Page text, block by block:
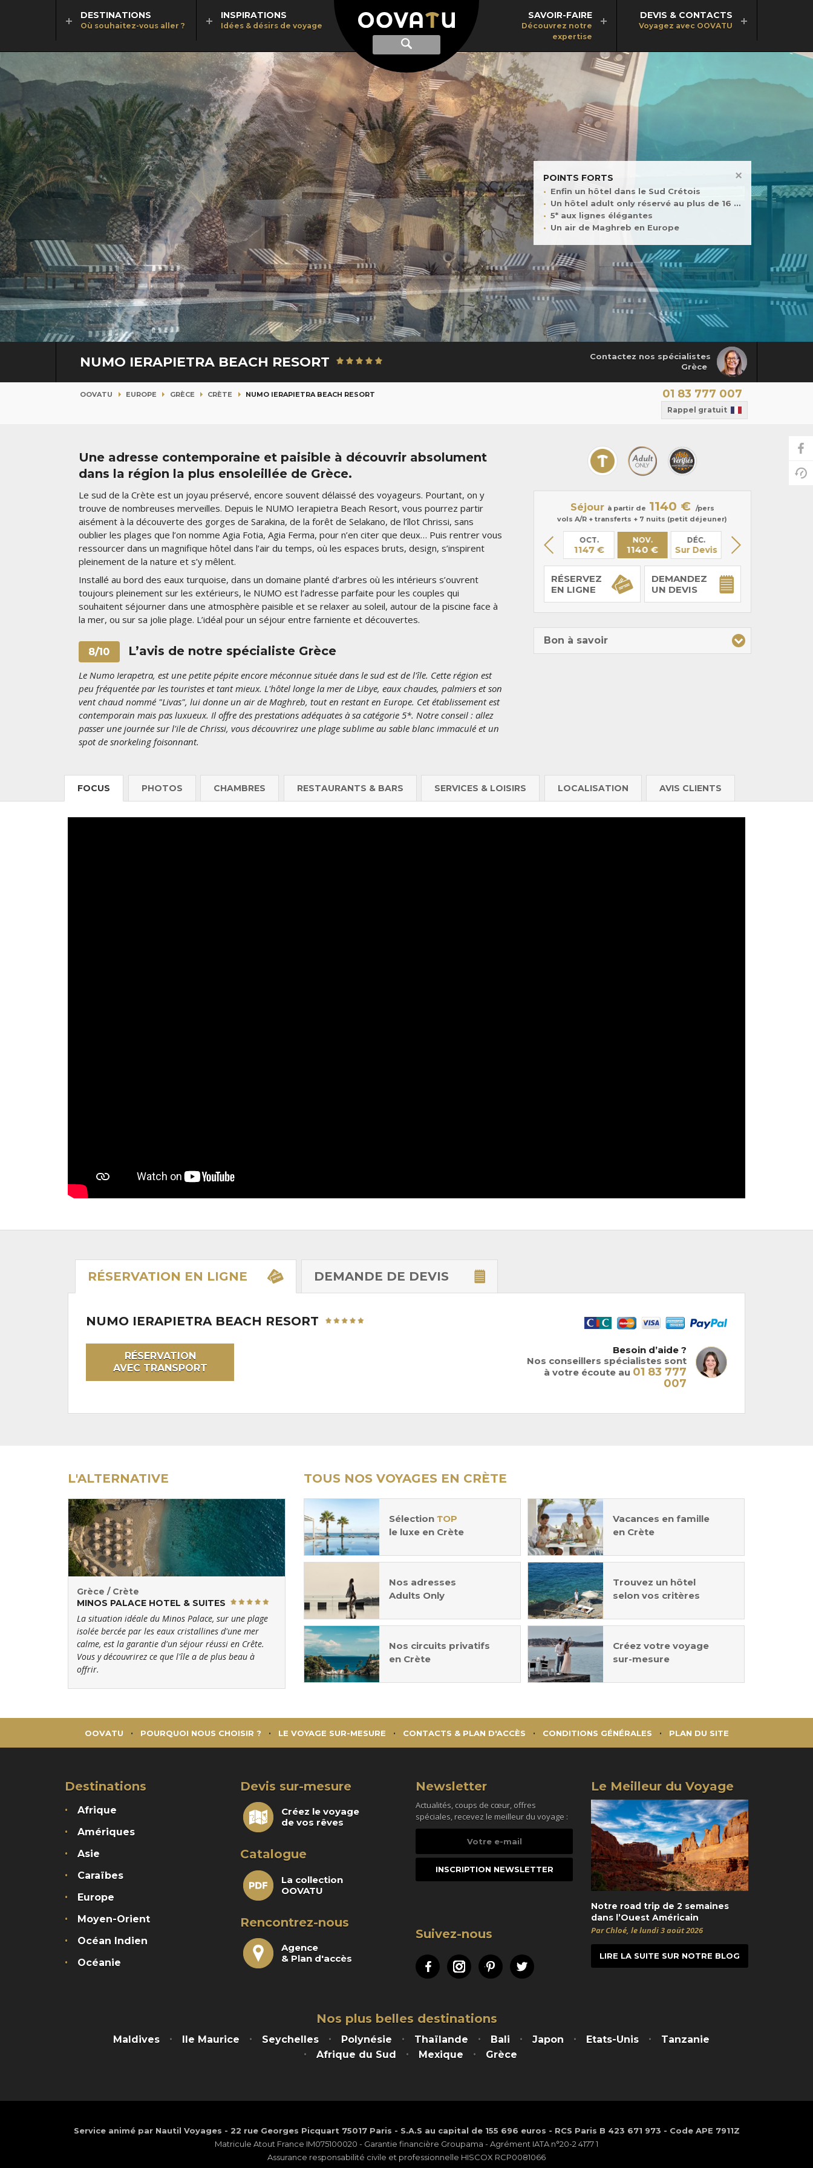
Afficher
recherche
Recherche
DESTINATIONS
Où souhaitez-vous aller ?
INSPIRATIONS
Idées & désirs de voyage
SAVOIR-FAIRE
Découvrez notre
expertise
DEVIS & CONTACTS
Voyagez avec OOVATU
POINTS FORTS
Enfin un hôtel dans le Sud Crétois
Un hôtel adult only réservé au plus de 16 ans
5* aux lignes élégantes
Un air de Maghreb en Europe
NUMO IERAPIETRA BEACH RESORT
Contactez nos spécialistes
Grèce
OOVATU EUROPE GRÈCE CRÈTE NUMO IERAPIETRA BEACH RESORT 01 83 777 007
Rappel gratuit
Une adresse contemporaine et paisible à découvrir absolument
dans la région la plus ensoleillée de Grèce.
Le sud de la Crète est un joyau préservé, encore souvent délaissé des voyageurs. Pourtant, on y
trouve de nombreuses merveilles. Depuis le NUMO Ierapietra Beach Resort, vous pourrez partir
aisément à la découverte des gorges de Sarakina, de la forêt de Selakano, de l’îlot Chrissi, sans
oublier les plages que l’on nomme Agia Fotia, Agia Ferma, pour n’en citer que deux… Puis rentrer vous
ressourcer dans un magnifique hôtel dans l’air du temps, où les espaces bruts, design, s’inspirent
pleinement de la nature et s’y mêlent.
Installé au bord des eaux turquoise, dans un domaine planté d’arbres où les intérieurs s’ouvrent
toujours pleinement sur les extérieurs, le NUMO est l’adresse parfaite pour les couples qui
souhaitent séjourner dans une atmosphère paisible et se relaxer au soleil, autour de la piscine face à
la mer, ou sur sa jolie plage. L’idéal pour un séjour entre farniente et découvertes.
8/10 L’avis de notre spécialiste Grèce
Le Numo Ierapetra, est une petite pépite encore méconnue située dans le sud est de l'île. Cette région est
peu fréquentée par les touristes et tant mieux. L'hôtel longe la mer de Libye, eaux chaudes, palmiers et son
vent chaud nommé "Livas", lui donne un air de Maghreb, tout en restant en Europe. Cet établissement est
contemporain mais pas luxueux. Il offre des prestations adéquates à sa catégorie 5*. Notre conseil : allez
passer une journée sur l'ile de Chrissi, vous découvrirez une plage sublime au sable blanc immaculé et un
spot de snorkeling foisonnant.
Séjour à partir de 1140 € /pers
vols A/R + transferts + 7 nuits (petit déjeuner)
AOÛT
1736 €
SEPT.
1345 €
OCT.
1147 €
NOV.
1140 €
DÉC.
Sur Devis
JANV.
Sur Devis
RÉSERVEZ
EN LIGNE
DEMANDEZ
UN DEVIS
Bon à savoir
FOCUS PHOTOS CHAMBRES RESTAURANTS & BARS SERVICES & LOISIRS LOCALISATION AVIS CLIENTS
RÉSERVATION EN LIGNE DEMANDE DE DEVIS
NUMO IERAPIETRA BEACH RESORT
RÉSERVATION
AVEC TRANSPORT
Besoin d’aide ?
Nos conseillers spécialistes sont
à votre écoute au 01 83 777
007
L'ALTERNATIVE
Grèce / Crète
MINOS PALACE HOTEL & SUITES
La situation idéale du Minos Palace, sur une plage
isolée bercée par les eaux cristallines d'une mer
calme, est la garantie d'un séjour réussi en Crête.
Vous y découvrirez ce que l'île a de plus beau à
offrir.
TOUS NOS VOYAGES EN CRÈTE
SélectionTOP
le luxe en Crète
Vacances en famille
en Crète
Nos adresses
Adults Only
Trouvez un hôtel
selon vos critères
Nos circuits privatifs
en Crète
Créez votre voyage
sur-mesure
OOVATU POURQUOI NOUS CHOISIR ? LE VOYAGE SUR-MESURE CONTACTS & PLAN D'ACCÈS CONDITIONS GÉNÉRALES PLAN DU SITE
Destinations
Afrique
Amériques
Asie
Caraïbes
Europe
Moyen-Orient
Océan Indien
Océanie
Devis sur-mesure
Créez le voyage
de vos rêves
Catalogue
La collection
OOVATU
Rencontrez-nous
Agence
& Plan d'accès
Newsletter
Actualités, coups de cœur, offres
spéciales, recevez le meilleur du voyage :
Suivez-nous
FacebookInstagramPinterestTwitter
Le Meilleur du Voyage
Notre road trip de 2 semaines
dans l’Ouest Américain
Par Chloé, le lundi 3 août 2026
LIRE LA SUITE SUR NOTRE BLOG
Nos plus belles destinations
Maldives Ile Maurice Seychelles Polynésie Thaïlande Bali Japon Etats-Unis
Tanzanie
Afrique du Sud
Mexique Grèce
Service animé par Nautil Voyages - 22 rue Georges Picquart 75017 Paris - S.A.S au capital de 155 696 euros - RCS Paris B 423 671 973 - Code APE 7911Z
Matricule Atout France IM075100020 - Garantie financière Groupama - Agrément IATA n°20-2 4177 1
Assurance responsabilité civile et professionnelle HISCOX RCP0081066